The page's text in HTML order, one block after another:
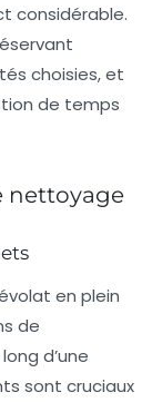
considérable.
choisies, et
de temps
nettoyage
en plein
de
d’une
sont cruciaux